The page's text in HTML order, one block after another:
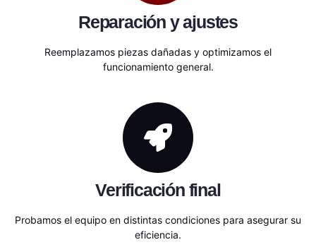
Reparación y ajustes
Reemplazamos piezas dañadas y optimizamos el
funcionamiento general.
Verificación final
Probamos el equipo en distintas condiciones para asegurar su
eficiencia.